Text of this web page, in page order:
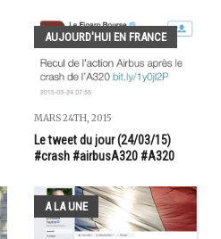
AUJOURD'HUI EN FRANCE
MARS 24TH, 2015
Le tweet du jour (24/03/15)
#crash #airbusA320 #A320
A LA UNE